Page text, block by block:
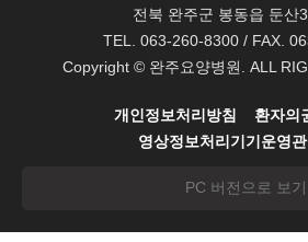
전북 완주군 봉동읍 둔산
TEL. 063-260-8300 / FAX.
Copyright © 완주요양병원. ALL
개인정보처리방침
환자의
영상정보처리기기운영
PC 버전으로 보기